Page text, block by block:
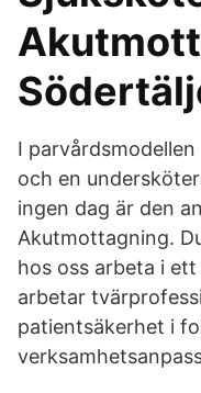
I
och en
ingen dag är den
Akutmottagning.
hos oss arbeta i
arbetar
patientsäkerhet i